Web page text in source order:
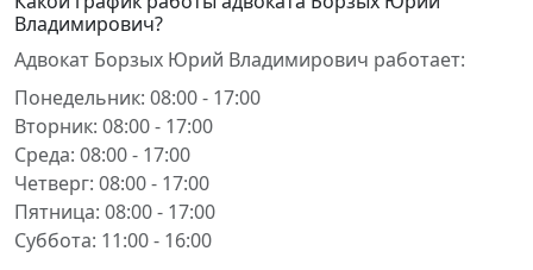
Владимирович?
Адвокат Борзых Юрий Владимирович работает:
Понедельник: 08:00 - 17:00
Вторник: 08:00 - 17:00
Среда: 08:00 - 17:00
Четверг: 08:00 - 17:00
Пятница: 08:00 - 17:00
Суббота: 11:00 - 16:00